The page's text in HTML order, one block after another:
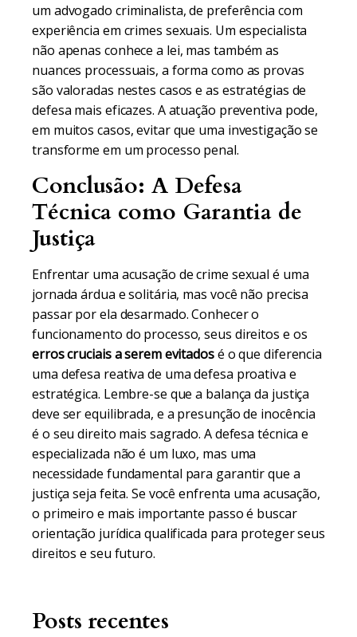
um advogado criminalista, de preferência com
experiência em crimes sexuais. Um especialista
não apenas conhece a lei, mas também as
nuances processuais, a forma como as provas
são valoradas nestes casos e as estratégias de
defesa mais eficazes. A atuação preventiva pode,
em muitos casos, evitar que uma investigação se
transforme em um processo penal.
Conclusão: A Defesa
Técnica como Garantia de
Justiça
Enfrentar uma acusação de crime sexual é uma
jornada árdua e solitária, mas você não precisa
passar por ela desarmado. Conhecer o
funcionamento do processo, seus direitos e os
erros cruciais a serem evitadosé o que diferencia
uma defesa reativa de uma defesa proativa e
estratégica. Lembre-se que a balança da justiça
deve ser equilibrada, e a presunção de inocência
é o seu direito mais sagrado. A defesa técnica e
especializada não é um luxo, mas uma
necessidade fundamental para garantir que a
justiça seja feita. Se você enfrenta uma acusação,
o primeiro e mais importante passo é buscar
orientação jurídica qualificada para proteger seus
direitos e seu futuro.
Posts recentes